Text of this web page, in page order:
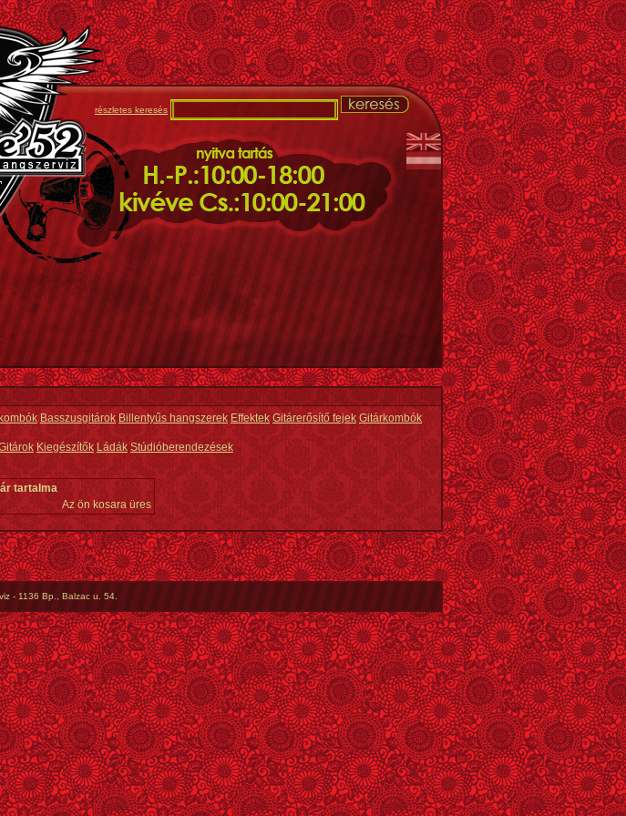
részletes keresés
Basszusgitárok Billentyűs hangszerek Effektek Gitárerősítő fejek Gitárkombók
Kiegészítők Ládák Stúdióberendezések
tartalma
Az ön kosara üres
- 1136 Bp., Balzac u. 54.